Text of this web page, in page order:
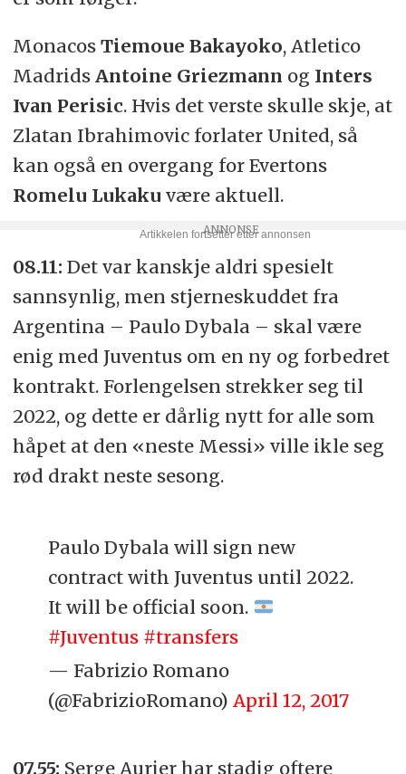
Monacos Tiemoue Bakayoko, Atletico
Madrids Antoine Griezmann og Inters
Ivan Perisic. Hvis det verste skulle skje, at
Zlatan Ibrahimovic forlater United, så
kan også en overgang for Evertons
Romelu Lukaku være aktuell.
08.11: Det var kanskje aldri spesielt
sannsynlig, men stjerneskuddet fra
Argentina – Paulo Dybala – skal være
enig med Juventus om en ny og forbedret
kontrakt. Forlengelsen strekker seg til
2022, og dette er dårlig nytt for alle som
håpet at den «neste Messi» ville ikle seg
rød drakt neste sesong.
Paulo Dybala will sign new
contract with Juventus until 2022.
It will be official soon.
#Juventus #transfers
— Fabrizio Romano
(@FabrizioRomano) April 12, 2017
07.55: Serge Aurier har stadig oftere